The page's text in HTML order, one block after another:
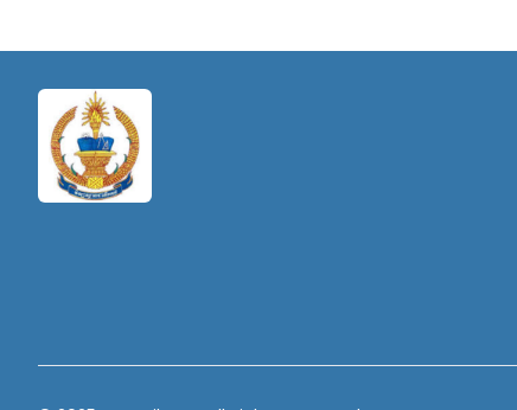
រមូលដ្ធាន នៅឃុំបវេល ស្រុក